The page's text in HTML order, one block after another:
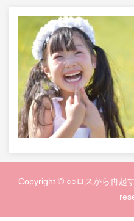
Copyright © ○○ロスから再起